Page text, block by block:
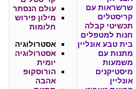
שרשראות עם
קריסטלים
תכשיטי קבלה
חנות למטפלים
בית טבע אונליין
מתנות עם
משמעות
מיסטיקנים
אונליין
עולם הנסתר
מילון פירוש
חלומות
אסטרולוגיה
אסטרולוגיה
יומית
הורוסקופ
אהבה